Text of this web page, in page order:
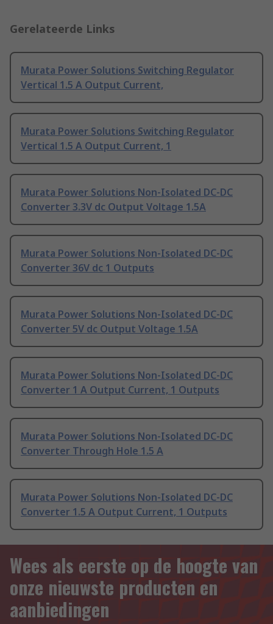
Gerelateerde Links
Murata Power Solutions Switching Regulator
Vertical 1.5 A Output Current,
Murata Power Solutions Switching Regulator
Vertical 1.5 A Output Current, 1
Murata Power Solutions Non-Isolated DC-DC
Converter 3.3V dc Output Voltage 1.5A
Murata Power Solutions Non-Isolated DC-DC
Converter 36V dc 1 Outputs
Murata Power Solutions Non-Isolated DC-DC
Converter 5V dc Output Voltage 1.5A
Murata Power Solutions Non-Isolated DC-DC
Converter 1 A Output Current, 1 Outputs
Murata Power Solutions Non-Isolated DC-DC
Converter Through Hole 1.5 A
Murata Power Solutions Non-Isolated DC-DC
Converter 1.5 A Output Current, 1 Outputs
Wees als eerste op de hoogte van
onze nieuwste producten en
aanbiedingen